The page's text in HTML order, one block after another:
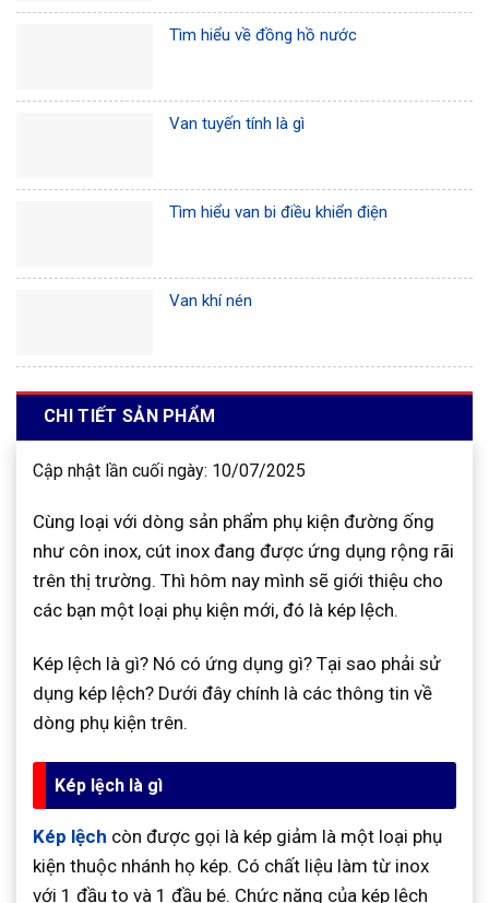
Tìm hiểu về đồng hồ nước
Van tuyến tính là gì
Tìm hiểu van bi điều khiển điện
Van khí nén
CHI TIẾT SẢN PHẨM
Cập nhật lần cuối ngày: 10/07/2025
Cùng loại với dòng sản phẩm phụ kiện đường ống
như côn inox, cút inox đang được ứng dụng rộng rãi
trên thị trường. Thì hôm nay mình sẽ giới thiệu cho
các bạn một loại phụ kiện mới, đó là kép lệch.
Kép lệch là gì? Nó có ứng dụng gì? Tại sao phải sử
dụng kép lệch? Dưới đây chính là các thông tin về
dòng phụ kiện trên.
Kép lệch là gì
Kép lệch còn được gọi là kép giảm là một loại phụ
kiện thuộc nhánh họ kép. Có chất liệu làm từ inox
với 1 đầu to và 1 đầu bé. Chức năng của kép lệch